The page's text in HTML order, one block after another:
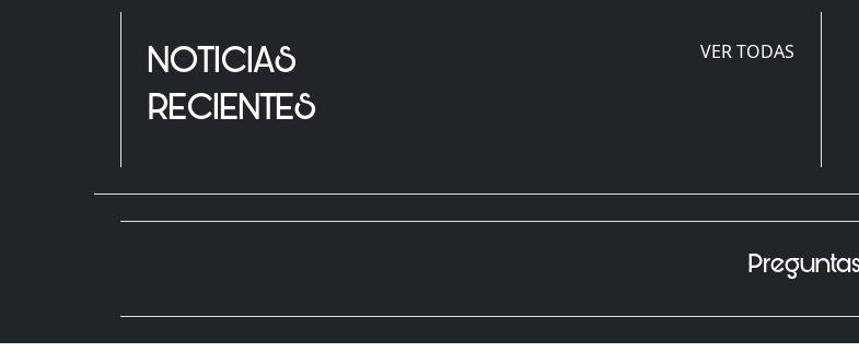
NOTICIAS
RECIENTES
VER TODAS